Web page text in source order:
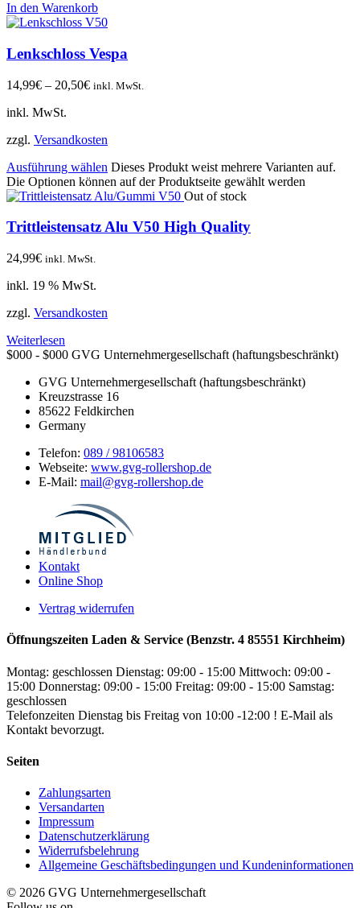
In den Warenkorb
Lenkschloss Vespa
14,99€ – 20,50€ inkl. MwSt.
inkl. MwSt.
zzgl. Versandkosten
Ausführung wählen Dieses Produkt weist mehrere Varianten auf.
Die Optionen können auf der Produktseite gewählt werden
Out of stock
Trittleistensatz Alu V50 High Quality
24,99€ inkl. MwSt.
inkl. 19 % MwSt.
zzgl. Versandkosten
Weiterlesen
$000 - $000 GVG Unternehmergesellschaft (haftungsbeschränkt)
GVG Unternehmergesellschaft (haftungsbeschränkt)
Kreuzstrasse 16
85622 Feldkirchen
Germany
Telefon: 089 / 98106583
Webseite: www.gvg-rollershop.de
E-Mail: mail@gvg-rollershop.de
Kontakt
Online Shop
Vertrag widerrufen
Öffnungszeiten Laden & Service (Benzstr. 4 85551 Kirchheim)
Montag: geschlossen Dienstag: 09:00 - 15:00 Mittwoch: 09:00 -
15:00 Donnerstag: 09:00 - 15:00 Freitag: 09:00 - 15:00 Samstag:
geschlossen
Telefonzeiten Dienstag bis Freitag von 10:00 -12:00 ! E-Mail als
Kontakt bevorzugt.
Seiten
Zahlungsarten
Versandarten
Impressum
Datenschutzerklärung
Widerrufsbelehrung
Allgemeine Geschäftsbedingungen und Kundeninformationen
© 2026 GVG Unternehmergesellschaft